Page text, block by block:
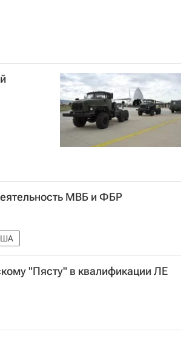
МВБ и ФБР
"Пясту" в квалификации ЛЕ